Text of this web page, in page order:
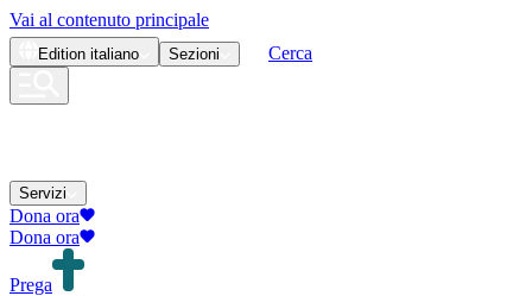
Vai al contenuto principale
Edition italiano Sezioni Cerca
Servizi
Dona ora
Dona ora
Prega